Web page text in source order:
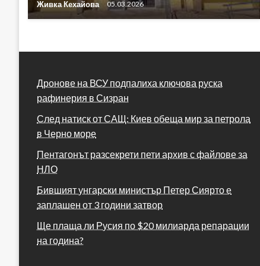
Живка Кехайова 05.03.2026
Дронове на ВСУ подпалиха ключова руска
рафинерия в Сизран
След натиск от САЩ: Киев обеща мир за петрола
в Черно море
Пентагонът разсекрети пети архив с файлове за
НЛО
Бившият унгарски министър Петер Сиярто е
заплашен от 3 години затвор
Ще плаща ли Русия по $20 милиарда репарации
на година?